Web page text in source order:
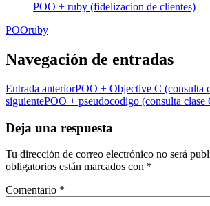
POO + ruby (fidelizacion de clientes)
POOruby
Navegación de entradas
Entrada anteriorPOO + Objective C (consulta
siguientePOO + pseudocodigo (consulta clase
Deja una respuesta
Tu dirección de correo electrónico no será
obligatorios están marcados con *
Comentario *